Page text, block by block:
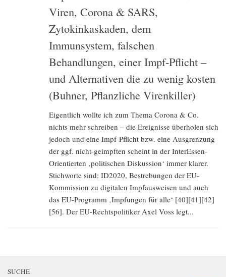
Viren, Corona & SARS,
Zytokinkaskaden, dem
Immunsystem, falschen
Behandlungen, einer Impf-Pflicht –
und Alternativen die zu wenig kosten
(Buhner, Pflanzliche Virenkiller)
Eigentlich wollte ich zum Thema Corona & Co.
nichts mehr schreiben – die Ereignisse überholen sich
jedoch und eine Impf-Pflicht bzw. eine Ausgrenzung
der ggf. nicht-geimpften scheint in der InterEssen-
Orientierten ‚politischen Diskussion‘ immer klarer.
Stichworte sind: ID2020, Bestrebungen der EU-
Kommission zu digitalen Impfausweisen und auch
das EU-Programm ‚Impfungen für alle‘ [40][41][42]
[56]. Der EU-Rechtspolitiker Axel Voss legt...
SUCHE